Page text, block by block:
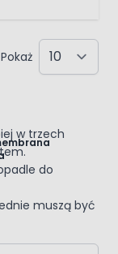
w trzech
do
muszą być
Pokaż